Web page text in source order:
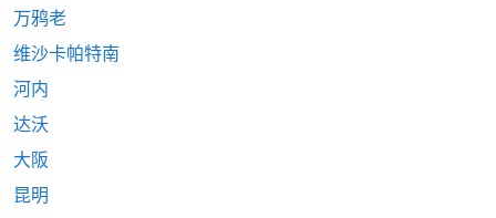
万鸦老
维沙卡帕特南
河内
达沃
大阪
昆明